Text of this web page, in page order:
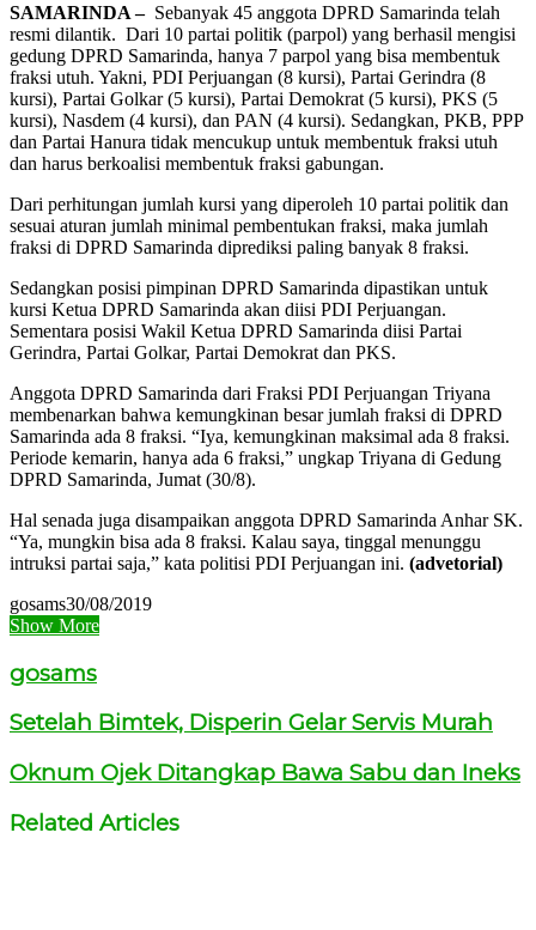
SAMARINDA – Sebanyak 45 anggota DPRD Samarinda telah
resmi dilantik. Dari 10 partai politik (parpol) yang berhasil mengisi
gedung DPRD Samarinda, hanya 7 parpol yang bisa membentuk
fraksi utuh. Yakni, PDI Perjuangan (8 kursi), Partai Gerindra (8
kursi), Partai Golkar (5 kursi), Partai Demokrat (5 kursi), PKS (5
kursi), Nasdem (4 kursi), dan PAN (4 kursi). Sedangkan, PKB, PPP
dan Partai Hanura tidak mencukup untuk membentuk fraksi utuh
dan harus berkoalisi membentuk fraksi gabungan.
Dari perhitungan jumlah kursi yang diperoleh 10 partai politik dan
sesuai aturan jumlah minimal pembentukan fraksi, maka jumlah
fraksi di DPRD Samarinda diprediksi paling banyak 8 fraksi.
Sedangkan posisi pimpinan DPRD Samarinda dipastikan untuk
kursi Ketua DPRD Samarinda akan diisi PDI Perjuangan.
Sementara posisi Wakil Ketua DPRD Samarinda diisi Partai
Gerindra, Partai Golkar, Partai Demokrat dan PKS.
Anggota DPRD Samarinda dari Fraksi PDI Perjuangan Triyana
membenarkan bahwa kemungkinan besar jumlah fraksi di DPRD
Samarinda ada 8 fraksi. “Iya, kemungkinan maksimal ada 8 fraksi.
Periode kemarin, hanya ada 6 fraksi,” ungkap Triyana di Gedung
DPRD Samarinda, Jumat (30/8).
Hal senada juga disampaikan anggota DPRD Samarinda Anhar SK.
“Ya, mungkin bisa ada 8 fraksi. Kalau saya, tinggal menunggu
intruksi partai saja,” kata politisi PDI Perjuangan ini. (advetorial)
gosams30/08/2019
Show More
gosams
Setelah Bimtek, Disperin Gelar Servis Murah
Oknum Ojek Ditangkap Bawa Sabu dan Ineks
Related Articles